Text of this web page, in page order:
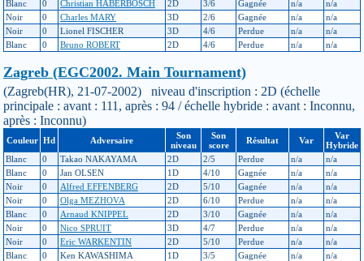
Blanc
0 Christian HABERBOSCH 2D 3/6 Gagnée n/a
n/a
Noir
0 Charles MARY 3D 2/6 Gagnée n/a
n/a
Noir
0 Lionel FISCHER 3D 4/6 Perdue n/a
n/a
Blanc
0 Bruno ROBERT 2D 4/6 Perdue n/a n/a
Zagreb (EGC2002. Main Tournament)
(Zagreb(HR), 21-07-2002) niveau d'inscription : 2D (échelle
principale : avant : 111, après : 94 / échelle hybride : avant : Inconnu,
après : Inconnu)
Couleur Hd Adversaire
Son
niveau
Son
score
Résultat Var
Var
Hybride
Blanc
0 Takao NAKAYAMA 2D 2/5 Perdue n/a
n/a
Blanc
0 Jan OLSEN 1D 4/10 Gagnée n/a
n/a
Noir
0 Alfred EFFENBERG 2D 5/10 Gagnée n/a
n/a
Noir
0 Olga MEZHOVA 2D 6/10 Perdue n/a
n/a
Blanc
0 Arnaud KNIPPEL 2D 3/10 Gagnée n/a
n/a
Noir
0 Nico SPRUIT 3D 4/7 Perdue n/a
n/a
Noir
0 Eric WARKENTIN 2D 5/10 Perdue n/a
n/a
Blanc
0 Ken KAWASHIMA 1D 3/5 Gagnée n/a n/a